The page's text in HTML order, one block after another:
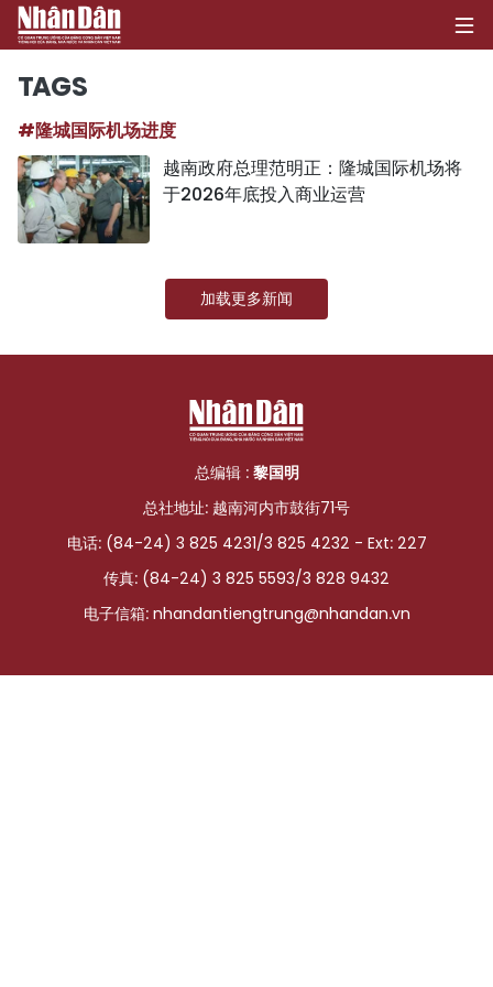
政治
社会
环保
文化
体育
国际
旅游
友谊桥梁
史海
TAGS
#隆城国际机场进度
越南政府总理范明正：隆城国际机场将
于2026年底投入商业运营
加载更多新闻
总编辑 : 黎国明
总社地址: 越南河内市鼓街71号
电话: (84-24) 3 825 4231/3 825 4232 - Ext: 227
传真: (84-24) 3 825 5593/3 828 9432
电子信箱: nhandantiengtrung@nhandan.vn